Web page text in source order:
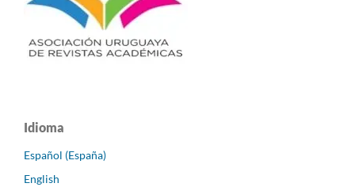
Idioma
Español (España)
English